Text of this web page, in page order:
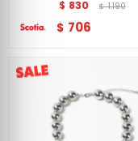
$ 830 $ 1.190
$ 706